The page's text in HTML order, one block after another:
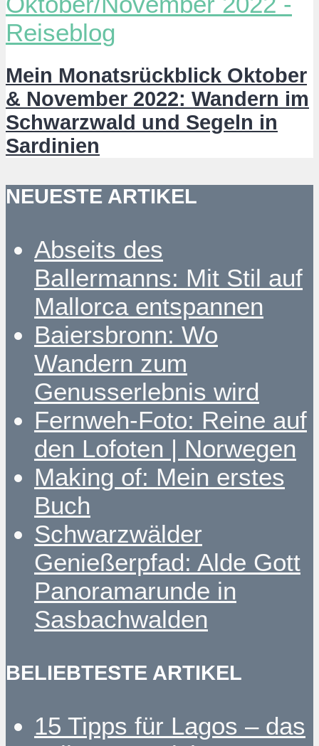
Mein Monatsrückblick Oktober
& November 2022: Wandern im
Schwarzwald und Segeln in
Sardinien
NEUESTE ARTIKEL
Abseits des
Ballermanns: Mit Stil auf
Mallorca entspannen
Baiersbronn: Wo
Wandern zum
Genusserlebnis wird
Fernweh-Foto: Reine auf
den Lofoten | Norwegen
Making of: Mein erstes
Buch
Schwarzwälder
Genießerpfad: Alde Gott
Panoramarunde in
Sasbachwalden
BELIEBTESTE ARTIKEL
15 Tipps für Lagos – das